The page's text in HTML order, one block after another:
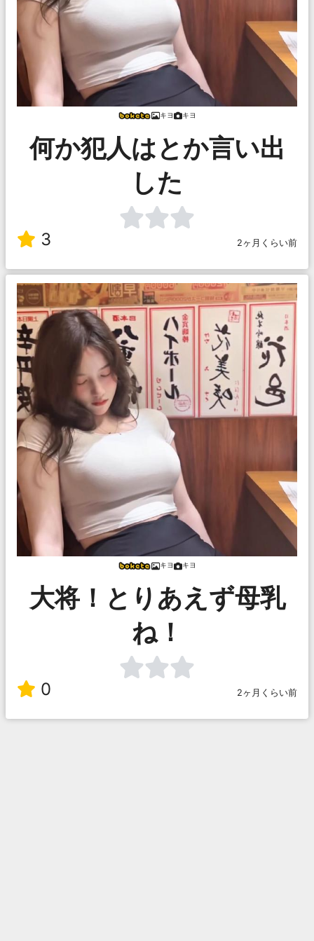
キヨ キヨ
何か犯人はとか言い出
した
3 2ヶ月くらい前
キヨ キヨ
大将！とりあえず母乳
ね！
0 2ヶ月くらい前